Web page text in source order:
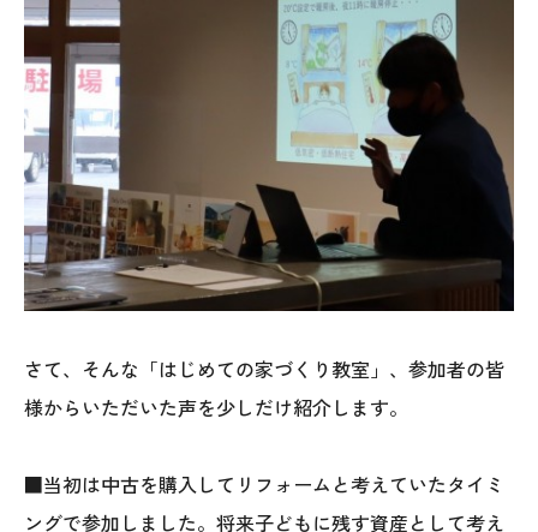
本社
〒941-0062 新潟県糸魚川市中央2-4-2
0120-470-456 (フリーダイヤル)
〒942-0072 新潟県上越市栄町2-11-40 1F
さて、そんな「はじめての家づくり教室」、参加者の皆
様からいただいた声を少しだけ紹介します。
■当初は中古を購入してリフォームと考えていたタイミ
ングで参加しました。将来子どもに残す資産として考え